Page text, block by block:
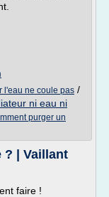
l'eau ne coule pas /
ni eau ni
purger un
? | Vaillant
faire !